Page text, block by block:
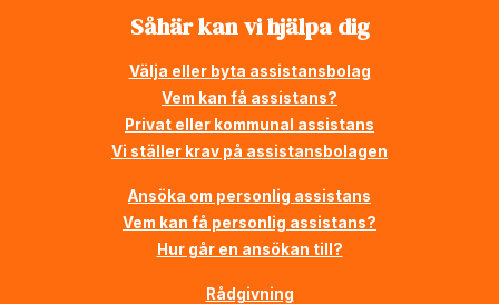
Såhär kan vi hjälpa dig
Välja eller byta assistansbolag
Vem kan få assistans?
Privat eller kommunal assistans
Vi ställer krav på assistansbolagen
Ansöka om personlig assistans
Vem kan få personlig assistans?
Hur går en ansökan till?
Rådgivning